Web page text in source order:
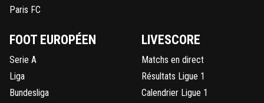
Paris FC
FOOT EUROPÉEN
Serie A
Liga
Bundesliga
LIVESCORE
Matchs en direct
Résultats Ligue 1
Calendrier Ligue 1